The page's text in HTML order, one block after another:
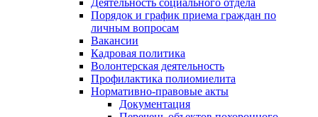
Деятельность социального отдела
Порядок и график приема граждан по
личным вопросам
Вакансии
Кадровая политика
Волонтерская деятельность
Профилактика полиомиелита
Нормативно-правовые акты
Документация